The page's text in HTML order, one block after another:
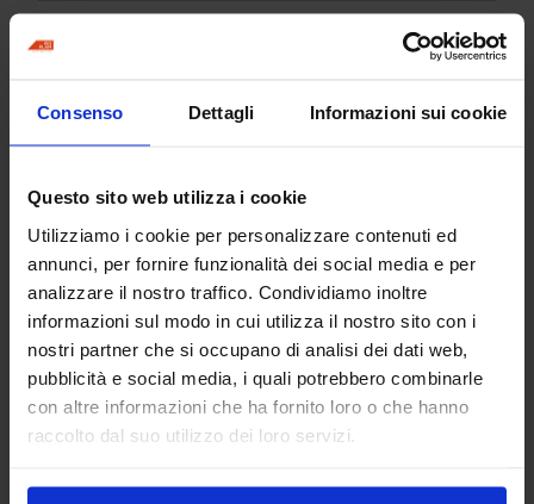
Consenso Dettagli Informazioni sui cookie
Questo sito web utilizza i cookie
Utilizziamo i cookie per personalizzare contenuti ed
annunci, per fornire funzionalità dei social media e per
analizzare il nostro traffico. Condividiamo inoltre
informazioni sul modo in cui utilizza il nostro sito con i
nostri partner che si occupano di analisi dei dati web,
pubblicità e social media, i quali potrebbero combinarle
con altre informazioni che ha fornito loro o che hanno
raccolto dal suo utilizzo dei loro servizi.
7
Compreso nel kit Spray:
M050001 Manico in alluminio attacco a
Quantità:
1
N.:
8
Compreso nel kit Spray:
M126001 Manico per rullo stencil
L=230 mm
Quantità: